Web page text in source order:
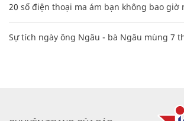
20 số điện thoại ma ám bạn không bao giờ
Sự tích ngày ông Ngâu - bà Ngâu mùng 7